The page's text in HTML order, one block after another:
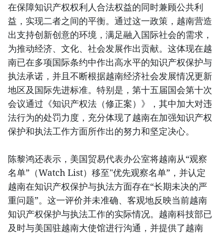
在保障知识产权权利人合法权益的同时兼顾公共利
益，实现二者之间的平衡。通过这一政策，越南营造
出支持创新创意的环境，满足融入国际社会的需求，
为推动经济、文化、社会发展作出贡献。这体现在越
南已在多项国际条约中作出高水平的知识产权保护与
执法承诺，并且不断根据越南经济社会发展情况更新
地区及国际先进标准。特别是，第十五届国会第十次
会议通过《知识产权法（修正案）》，其中加大对违
法行为的处罚力度，充分体现了越南在加强知识产权
保护和执法工作方面所作出的努力和坚定决心。
陈黎鸿还表示，美国贸易代表办公室将越南从“观察
名单”（Watch List）移至"优先观察名单”，并认定
越南在知识产权保护与执法方面存在“长期未决的严
重问题”。这一评价并未准确、客观地反映当前越南
知识产权保护与执法工作的实际情况。越南科技部已
及时与美国驻越南大使馆进行沟通，并提供了越南